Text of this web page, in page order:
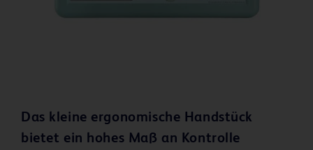
Das kleine ergonomische Handstück
bietet ein hohes Maß an Kontrolle